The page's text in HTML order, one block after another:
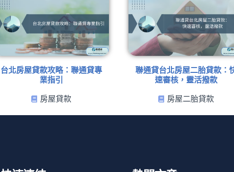
台北房屋貸款攻略：聯通貸專
業指引
房屋貸款
聯通貸台北房屋二胎貸款：
速審核，靈活撥款
房屋二胎貸款